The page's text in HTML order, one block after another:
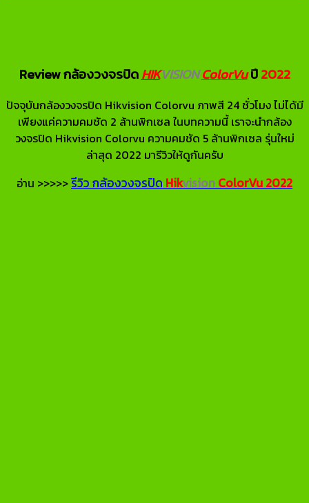
Review กล้องวงจรปิดHIKVISIONColorVuปี2022
ปัจจุบันกล้องวงจรปิด Hikvision Colorvu ภาพสี 24 ชั่วโมง ไม่ได้มี
เพียงแค่ความคมชัด 2 ล้านพิกเซล ในบทความนี้ เราจะนำกล้อง
วงจรปิด Hikvision Colorvu ความคมชัด 5 ล้านพิกเซล รุ่นใหม่
ล่าสุด 2022 มารีวิวให้ดูกันครับ
อ่าน >>>>>รีวิว กล้องวงจรปิด HikvisionColorVu2022